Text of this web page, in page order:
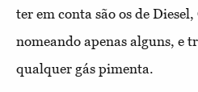
ter em conta são os de
nomeando apenas alguns, e
qualquer gás pimenta.